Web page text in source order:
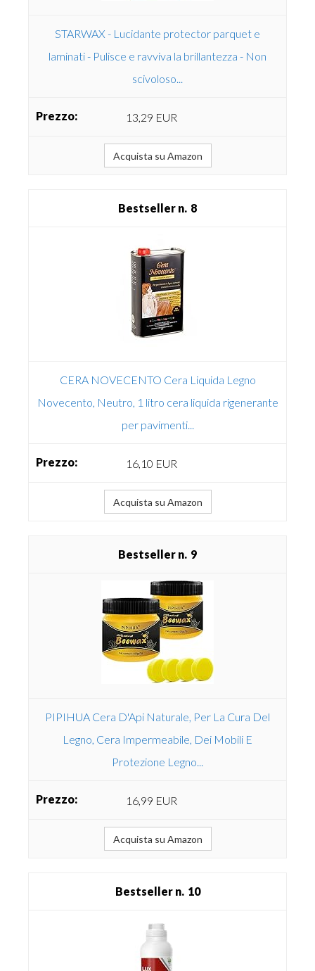
STARWAX - Lucidante protector parquet e
laminati - Pulisce e ravviva la brillantezza - Non
scivoloso...
13,29 EUR
Acquista su Amazon
8
CERA NOVECENTO Cera Liquida Legno
Novecento, Neutro, 1 litro cera liquida rigenerante
per pavimenti...
16,10 EUR
Acquista su Amazon
9
PIPIHUA Cera D'Api Naturale, Per La Cura Del
Legno, Cera Impermeabile, Dei Mobili E
Protezione Legno...
16,99 EUR
Acquista su Amazon
10